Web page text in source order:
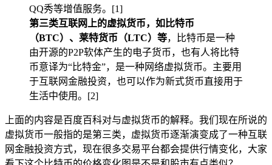
QQ秀等增值服务。[1]
第三类互联网上的虚拟货币，如比特币
（BTC）、莱特货币（LTC）等，比特币是一种
由开源的P2P软体产生的电子货币，也有人将比特
币意译为“比特金”，是一种网络虚拟货币。主要用
于互联网金融投资，也可以作为新式货币直接用于
生活中使用。[2]
上面的内容是百度百科对与虚拟货币的解释。我们现在所说的
虚拟货币一般指的是第三类，虚拟货币逐渐演变成了一种互联
网金融投资方式，现在很多交易平台都会提供行情变化，大家